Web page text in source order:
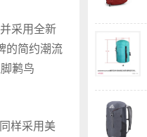
采用全新
的简约潮流
鹣鸟
样采用美